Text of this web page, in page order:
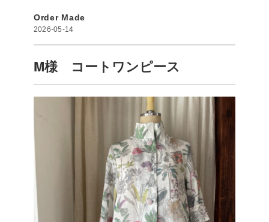
Order Made
2026-05-14
M様 コートワンピース